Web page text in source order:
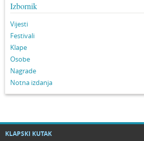
Izbornik
Vijesti
Festivali
Klape
Osobe
Nagrade
Notna izdanja
KLAPSKI KUTAK